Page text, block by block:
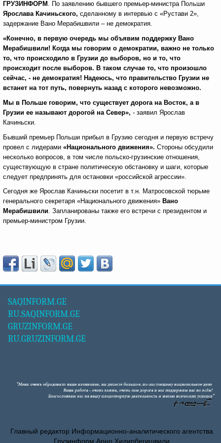
ГРУЗИНФОРМ . По заявлению бывшего премьер-министра Польши
Ярослава Качиньского, сделанному в интервью с «Рустави 2»,
задержание Вано Мерабишвили – не демократия.
«Конечно, в первую очередь мы объявим поддержку Вано
Мерабишвили! Когда мы говорим о демократии, важно не только
то, что происходило в Грузии до выборов, но и то, что
происходит после выборов. В таком случае то, что произошло
сейчас, - не демократия! Надеюсь, что правительство Грузии не
встанет на тот путь, повернуть назад с которого невозможно.
Мы в Польше говорим, что существует дорога на Восток, а в
Грузии ее называют дорогой на Север», - заявил Ярослав
Качиньски.
Бывший премьер Польши прибыл в Грузию сегодня и первую встречу
провел с лидерами «Национального движения». Стороны обсудили
несколько вопросов, в том числе польско-грузинские отношения,
существующую в стране политическую обстановку и шаги, которые
следует предпринять для остановки «российской агрессии».
Сегодня же Ярослав Качиньски посетит в т.н. Матросовской тюрьме
генерального секретаря «Национального движения» Вано
Мерабишвили. Запланированы также его встречи с президентом и
премьер-министром Грузии.
SAQINFORM.GE
RU.SAQINFORM.GE
GRUZINFORM.GE
RU.GRUZINFORM.GE
Главный редактор Информационно-аналитического агентства
Грузинформ Арно Хидирбегишвили